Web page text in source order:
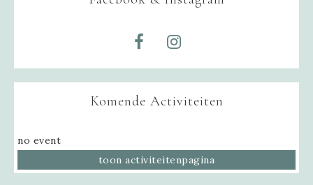
Komende Activiteiten
no event
toon activiteitenpagina